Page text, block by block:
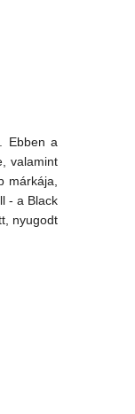
Ebben a
valamint
márkája,
- a Black
nyugodt